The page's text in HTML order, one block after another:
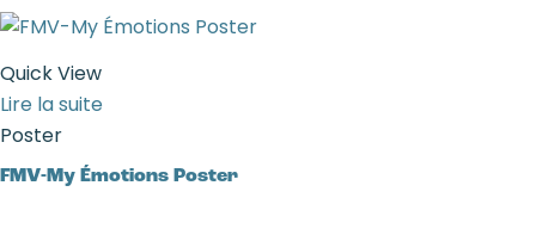
Quick View
Lire la suite
Poster
FMV-My Émotions Poster